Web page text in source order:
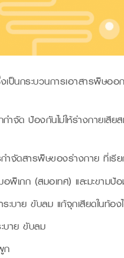
ป็นกระบวนการเอาสารพิษอ
จัด ป้องกันไม่ให้ร่างกายเสีย
ำจัดสารพิษของร่างกาย ที่เรี
เภก (สมอเทศ) และมะขามป้
บาย ขับลม แก้จุกเสียดในท้อง
บาย ขับลม
ก